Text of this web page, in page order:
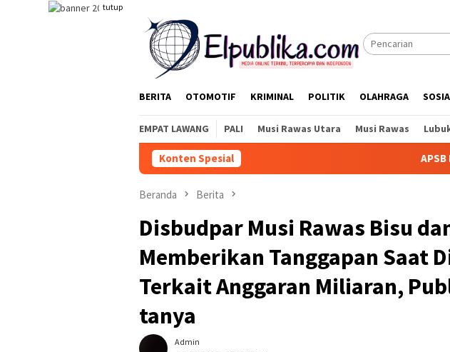
tutup
BERITA OTOMOTIF KRIMINAL POLITIK OLAHRAGA
EMPAT LAWANG PALI Musi Rawas Utara Musi Rawas
Konten Spesial APSB Minta
Beranda Berita
Disbudpar Musi Rawas Bisu
Memberikan Tanggapan Saat
Terkait Anggaran Miliaran,
tanya
Admin